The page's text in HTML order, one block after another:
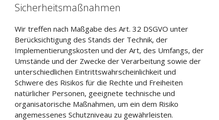
Sicherheitsmaßnahmen
Wir treffen nach Maßgabe des Art. 32 DSGVO unter
Berücksichtigung des Stands der Technik, der
Implementierungskosten und der Art, des Umfangs, der
Umstände und der Zwecke der Verarbeitung sowie der
unterschiedlichen Eintrittswahrscheinlichkeit und
Schwere des Risikos für die Rechte und Freiheiten
natürlicher Personen, geeignete technische und
organisatorische Maßnahmen, um ein dem Risiko
angemessenes Schutzniveau zu gewährleisten.